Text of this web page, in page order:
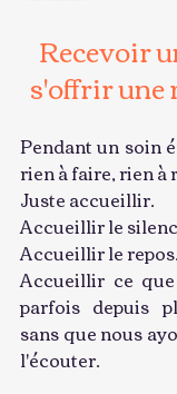
Recevoir
s'offrir une
Pendant un soin
rien à faire, rien à
Juste accueillir.
Accueillir le
Accueillir le repos.
Accueillir ce
parfois depuis
sans que nous
l'écouter.